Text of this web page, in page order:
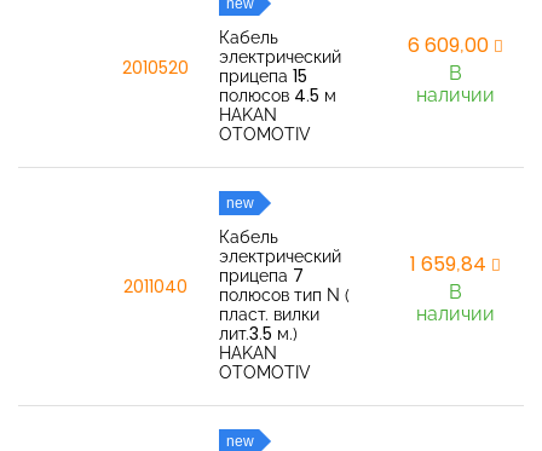
2010520
new
Кабель
электрический
прицепа 15
полюсов 4.5 м
HAKAN
OTOMOTIV
6 609,00
В
наличии
2011040
new
Кабель
электрический
прицепа 7
полюсов тип N (
пласт. вилки
лит.3.5 м.)
HAKAN
OTOMOTIV
1 659,84
В
наличии
new